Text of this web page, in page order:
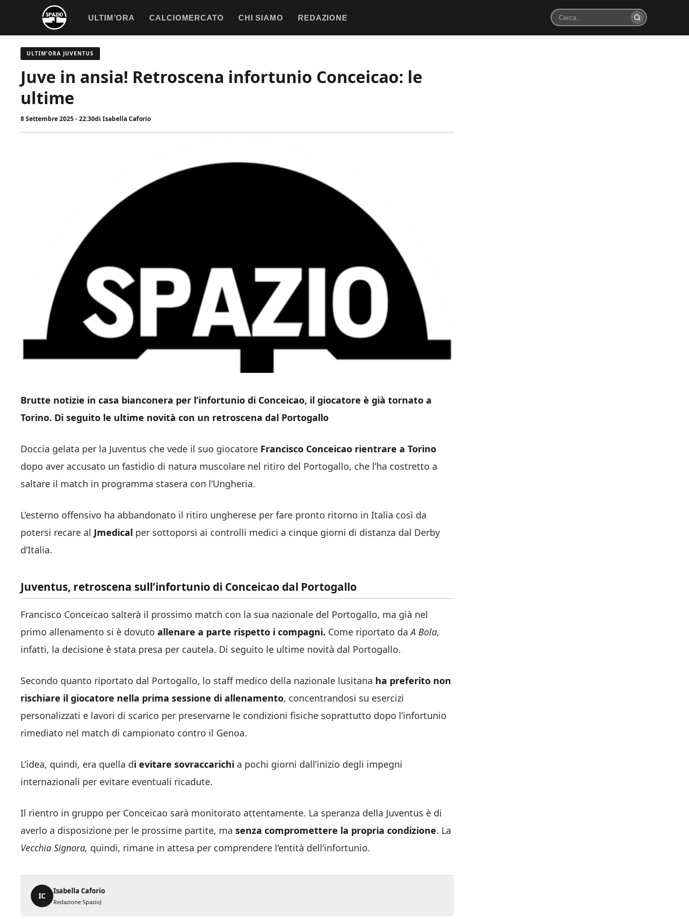
contenuto
ULTIM’ORA CALCIOMERCATO CHI SIAMO REDAZIONE
Cerca
ULTIM'ORA JUVENTUS
Juve in ansia! Retroscena infortunio Conceicao: le
ultime
8 Settembre 2025 - 22:30di Isabella Caforio
Brutte notizie in casa bianconera per l’infortunio di Conceicao, il giocatore è già tornato a
Torino. Di seguito le ultime novità con un retroscena dal Portogallo
Doccia gelata per la Juventus che vede il suo giocatore Francisco Conceicao rientrare a Torino
dopo aver accusato un fastidio di natura muscolare nel ritiro del Portogallo, che l’ha costretto a
saltare il match in programma stasera con l’Ungheria.
L’esterno offensivo ha abbandonato il ritiro ungherese per fare pronto ritorno in Italia così da
potersi recare al Jmedical per sottoporsi ai controlli medici a cinque giorni di distanza dal Derby
d’Italia.
Juventus, retroscena sull’infortunio di Conceicao dal Portogallo
Francisco Conceicao salterà il prossimo match con la sua nazionale del Portogallo, ma già nel
primo allenamento si è dovuto allenare a parte rispetto i compagni. Come riportato da A Bola,
infatti, la decisione è stata presa per cautela. Di seguito le ultime novità dal Portogallo.
Secondo quanto riportato dal Portogallo, lo staff medico della nazionale lusitana ha preferito non
rischiare il giocatore nella prima sessione di allenamento, concentrandosi su esercizi
personalizzati e lavori di scarico per preservarne le condizioni fisiche soprattutto dopo l’infortunio
rimediato nel match di campionato contro il Genoa.
L’idea, quindi, era quella di evitare sovraccarichi a pochi giorni dall’inizio degli impegni
internazionali per evitare eventuali ricadute.
Il rientro in gruppo per Conceicao sarà monitorato attentamente. La speranza della Juventus è di
averlo a disposizione per le prossime partite, ma senza compromettere la propria condizione. La
Vecchia Signora, quindi, rimane in attesa per comprendere l’entità dell’infortunio.
IC
Isabella Caforio
Redazione SpazioJ